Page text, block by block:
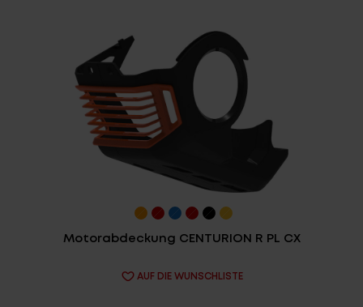
Motorabdeckung CENTURION R PL CX
AUF DIE WUNSCHLISTE